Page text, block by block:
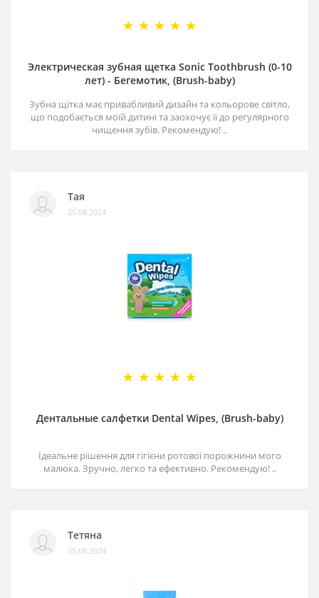
Электрическая зубная щетка Sonic Toothbrush (0-10
лет) - Бегемотик, (Brush-baby)
Зубна щітка має привабливий дизайн та кольорове світло,
що подобається моїй дитині та заохочує її до регулярного
чищення зубів. Рекомендую! ..
Тая
25.08.2024
Дентальные салфетки Dental Wipes, (Brush-baby)
Ідеальне рішення для гігієни ротової порожнини мого
малюка. Зручно, легко та ефективно. Рекомендую! ..
Тетяна
25.08.2024